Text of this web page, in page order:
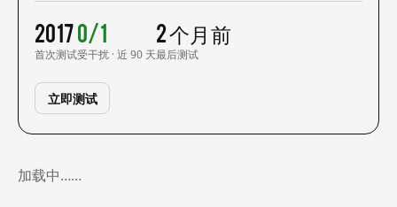
2017
首次测试
0/1
受干扰 · 近 90 天
2 个月前
最后测试
立即测试
加载中……